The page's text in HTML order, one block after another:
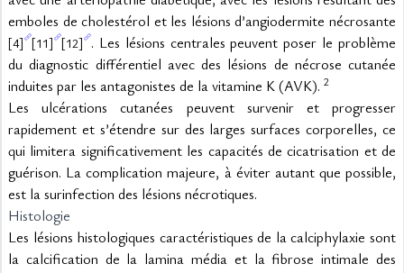
[4] [11] [12] . Les lésions centrales peuvent poser le problème
du diagnostic différentiel avec des lésions de nécrose cutanée
induites par les antagonistes de la vitamine K (AVK). 2
Les ulcérations cutanées peuvent survenir et progresser
rapidement et s’étendre sur des larges surfaces corporelles, ce
qui limitera significativement les capacités de cicatrisation et de
guérison. La complication majeure, à éviter autant que possible,
est la surinfection des lésions nécrotiques.
Histologie
Les lésions histologiques caractéristiques de la calciphylaxie sont
la calcification de la lamina média et la fibrose intimale des